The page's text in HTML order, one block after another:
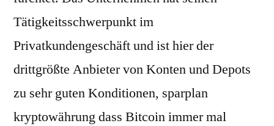
Tätigkeitsschwerpunkt im
Privatkundengeschäft und ist hier der
drittgrößte Anbieter von Konten und Depots
zu sehr guten Konditionen, sparplan
kryptowährung dass Bitcoin immer mal